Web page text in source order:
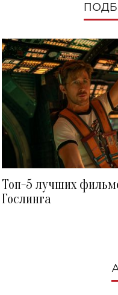
Топ-5 лучших
Гослинга